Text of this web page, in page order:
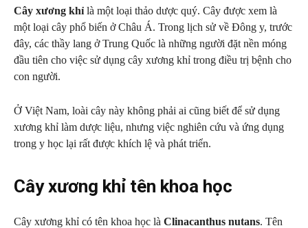
Cây xương khỉ là một loại thảo dược quý. Cây được xem là
một loại cây phổ biến ở Châu Á. Trong lịch sử về Đông y, trước
đây, các thầy lang ở Trung Quốc là những người đặt nền móng
đầu tiên cho việc sử dụng cây xương khỉ trong điều trị bệnh cho
con người.
Ở Việt Nam, loài cây này không phải ai cũng biết để sử dụng
xương khỉ làm dược liệu, nhưng việc nghiên cứu và ứng dụng
trong y học lại rất được khích lệ và phát triển.
Cây xương khỉ tên khoa học
Cây xương khỉ có tên khoa học là Clinacanthus nutans. Tên